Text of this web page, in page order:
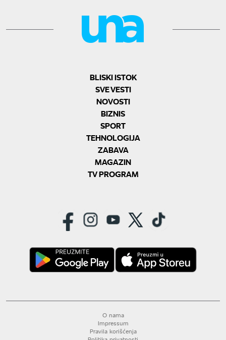
BLISKI ISTOK
SVE VESTI
NOVOSTI
BIZNIS
SPORT
TEHNOLOGIJA
ZABAVA
MAGAZIN
TV PROGRAM
O nama
Impressum
Pravila korišćenja